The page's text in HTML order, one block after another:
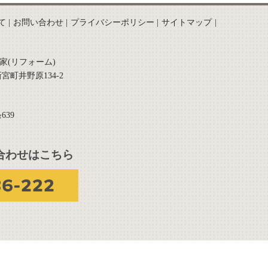
お問い合わせ プライバシーポリシー サイトマップ
(リフォーム)
町井野原134-2
わせはこちら